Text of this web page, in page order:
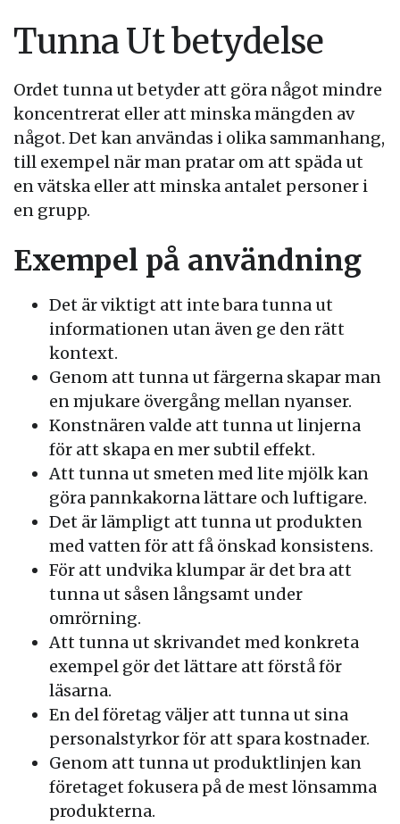
Tunna Ut betydelse
Ordet tunna ut betyder att göra något mindre
koncentrerat eller att minska mängden av
något. Det kan användas i olika sammanhang,
till exempel när man pratar om att späda ut
en vätska eller att minska antalet personer i
en grupp.
Exempel på användning
Det är viktigt att inte bara tunna ut
informationen utan även ge den rätt
kontext.
Genom att tunna ut färgerna skapar man
en mjukare övergång mellan nyanser.
Konstnären valde att tunna ut linjerna
för att skapa en mer subtil effekt.
Att tunna ut smeten med lite mjölk kan
göra pannkakorna lättare och luftigare.
Det är lämpligt att tunna ut produkten
med vatten för att få önskad konsistens.
För att undvika klumpar är det bra att
tunna ut såsen långsamt under
omrörning.
Att tunna ut skrivandet med konkreta
exempel gör det lättare att förstå för
läsarna.
En del företag väljer att tunna ut sina
personalstyrkor för att spara kostnader.
Genom att tunna ut produktlinjen kan
företaget fokusera på de mest lönsamma
produkterna.